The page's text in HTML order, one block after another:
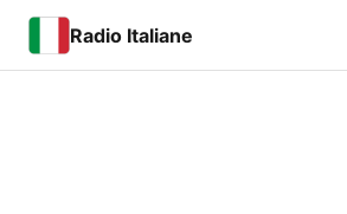
Radio Italiane